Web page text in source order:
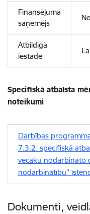
Finansējuma
saņēmējs
Atbildīgā
iestāde
Specifiskā atbalsta
noteikumi
Darbības
7.3.2. specifiskā
vecāku nodarbināto
nodarbinātību"
Dokumenti,